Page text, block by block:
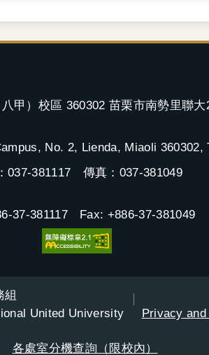
甲）校區 360302 苗栗市南勢里聯大
No. 2, Lienda, Miaoli 360302,
037-381117 傳真：037-381049
37-381117 Fax: +886-37-381049
組
United University
Privacy
各處室分機查詢（限校內）